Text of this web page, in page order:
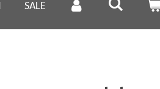
SALE